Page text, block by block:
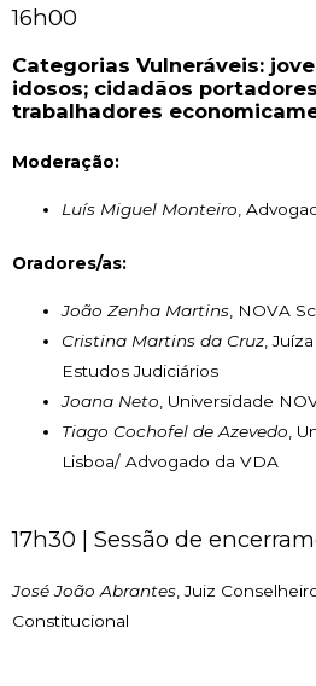
16h00
Categorias Vulneráveis:
idosos; cidadãos
trabalhadores
Moderação:
Luís Miguel Monteiro ,
Oradores/as:
João Zenha Martins , NOVA
Cristina Martins da Cruz ,
Estudos Judiciários
Joana Neto , Universidade
Tiago Cochofel de Azevedo ,
Lisboa/ Advogado da VDA
17h30 | Sessão de
José João Abrantes , Juiz
Constitucional